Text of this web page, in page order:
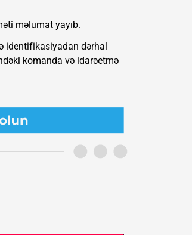
məlumat yayıb.
identifikasiyadan dərhal
komanda və idarəetmə